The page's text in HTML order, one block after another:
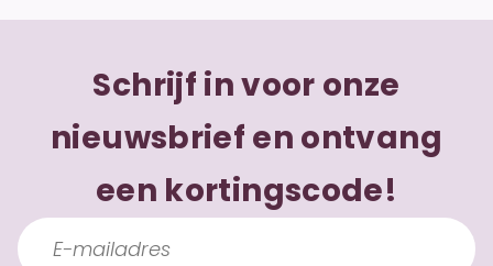
Schrijf in voor onze
nieuwsbrief en ontvang
een kortingscode!